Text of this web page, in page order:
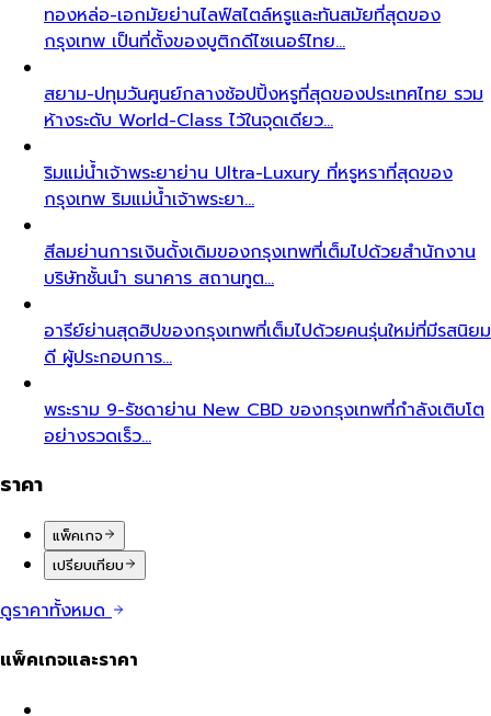
ทองหล่อ-เอกมัยย่านไลฟ์สไตล์หรูและทันสมัยที่สุดของ
กรุงเทพ เป็นที่ตั้งของบูติกดีไซเนอร์ไทย…
สยาม-ปทุมวันศูนย์กลางช้อปปิ้งหรูที่สุดของประเทศไทย รวม
ห้างระดับ World-Class ไว้ในจุดเดียว…
ริมแม่น้ำเจ้าพระยาย่าน Ultra-Luxury ที่หรูหราที่สุดของ
กรุงเทพ ริมแม่น้ำเจ้าพระยา…
สีลมย่านการเงินดั้งเดิมของกรุงเทพที่เต็มไปด้วยสำนักงาน
บริษัทชั้นนำ ธนาคาร สถานทูต…
อารีย์ย่านสุดฮิปของกรุงเทพที่เต็มไปด้วยคนรุ่นใหม่ที่มีรสนิยม
ดี ผู้ประกอบการ…
พระราม 9-รัชดาย่าน New CBD ของกรุงเทพที่กำลังเติบโต
อย่างรวดเร็ว…
ราคา
แพ็คเกจ
เปรียบเทียบ
ดูราคาทั้งหมด
แพ็คเกจและราคา